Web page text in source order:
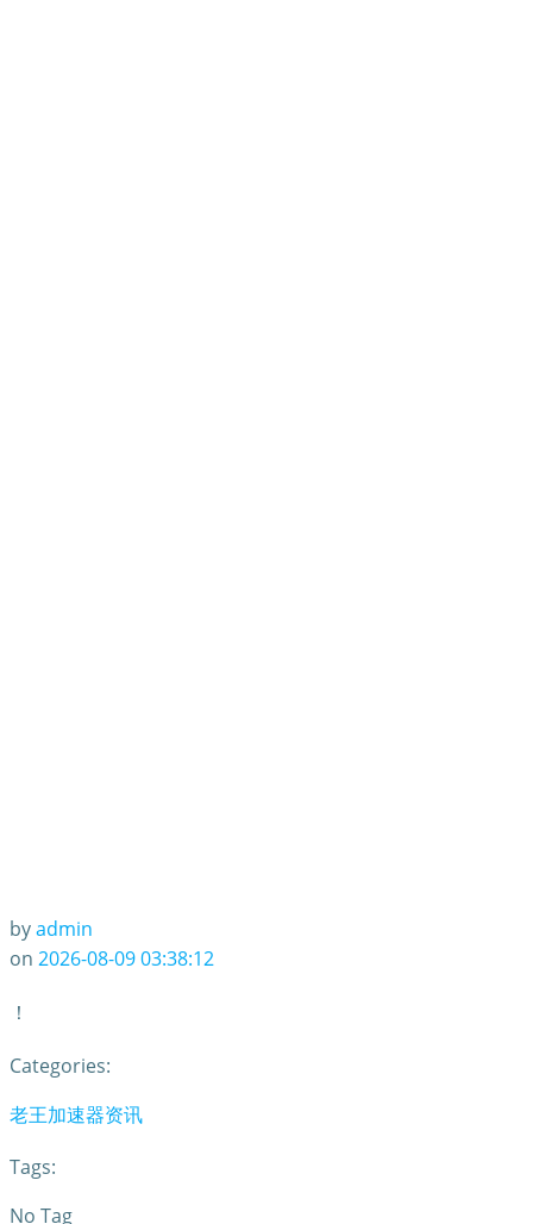
byadmin
on 2026-08-09 03:38:12
！
Categories:
老王加速器资讯
Tags:
No Tag